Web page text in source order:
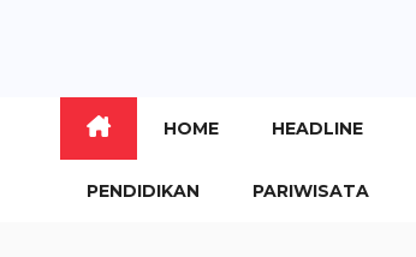
HOME HEADLINE
PENDIDIKAN PARIWISATA